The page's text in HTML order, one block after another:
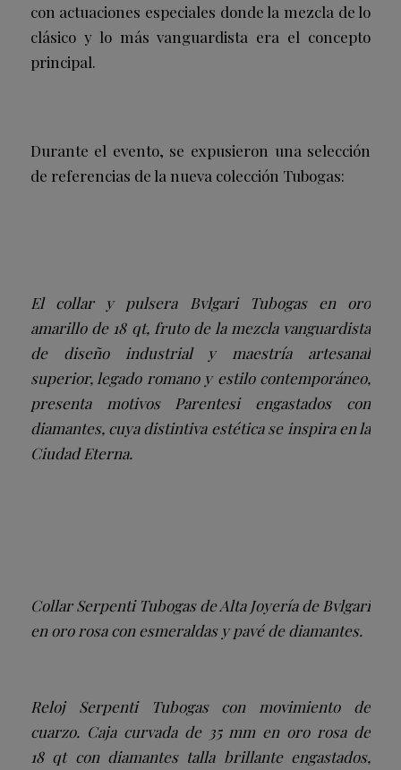
con actuaciones especiales donde la mezcla de lo
clásico y lo más vanguardista era el concepto
principal.
Durante el evento, se expusieron una selección
de referencias de la nueva colección Tubogas:
El collar y pulsera Bvlgari Tubogas en oro
amarillo de 18 qt, fruto de la mezcla vanguardista
de diseño industrial y maestría artesanal
superior, legado romano y estilo contemporáneo,
presenta motivos Parentesi engastados con
diamantes, cuya distintiva estética se inspira en la
Ciudad Eterna.
Collar Serpenti Tubogas de Alta Joyería de Bvlgari
en oro rosa con esmeraldas y pavé de diamantes.
Reloj Serpenti Tubogas con movimiento de
cuarzo. Caja curvada de 35 mm en oro rosa de
18 qt con diamantes talla brillante engastados,